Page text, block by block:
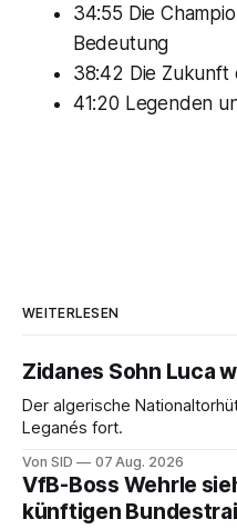
34:55 Die
Bedeutung
38:42 Die Zukunft
41:20 Legenden
WEITERLESEN
Zidanes Sohn Luca
Der algerische
Leganés fort.
Von SID 07 Aug. 2026
VfB-Boss Wehrle
künftigen